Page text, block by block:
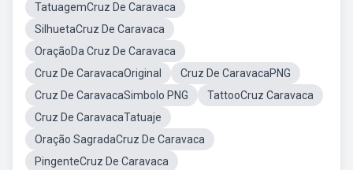
TatuagemCruz De Caravaca
SilhuetaCruz De Caravaca
OraçãoDa Cruz De Caravaca
Cruz De CaravacaOriginal
Cruz De CaravacaPNG
Cruz De CaravacaSimbolo PNG
TattooCruz Caravaca
Cruz De CaravacaTatuaje
Oração SagradaCruz De Caravaca
PingenteCruz De Caravaca